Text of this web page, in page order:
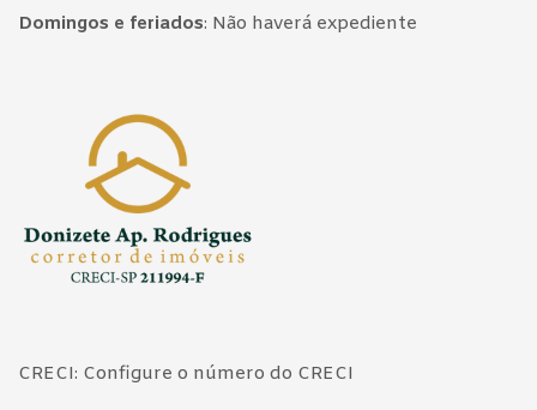
Domingos e feriados: Não haverá expediente
CRECI: Configure o número do CRECI